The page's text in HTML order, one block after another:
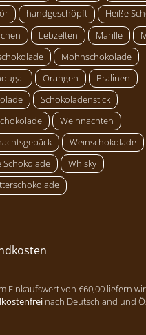
handgeschöpft
Heiße
Lebzelten Marille
Mohnschokolade
Orangen
Pralinen
Schokoladenstick
Weihnachten
Weinschokolade
Schokolade
Whisky
Einkaufswert von €60,00 liefern wir
nach Deutschland und